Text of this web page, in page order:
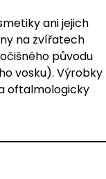
ani jejich
na zvířatech
původu
vosku). Výrobky
oftalmologicky